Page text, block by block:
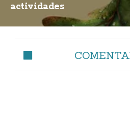
actividades